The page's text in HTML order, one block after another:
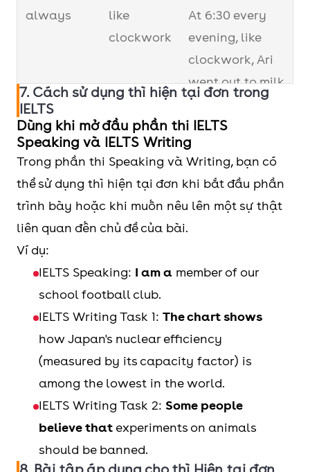
- Five kilometers
is too far to
walk.
Với những danh từ
đứng sau
a lot of, some
of, all of, none of, half of.
Chia động từ theo danh
từ đó.
- All of the
- All of the
chickens are
gone.
pie is missing.
- Some of the
pies are
missing.
always
like
clockwork
At 6:30 every
evening, like
clockwork, Ari
went out to milk
the cows.
always
nine times
out of ten
He talks about
her nine times
out of ten when
we have a
frequently/
regularly
on a
regular
basis
More than 70%
coffee on a
regular basis.
now!
7. Cách sử dụng thì hiện tại đơn trong
IELTS
Dùng khi mở đầu phần thi IELTS
Speaking và IELTS Writing
Trong phần thi Speaking và Writing, bạn có
thể sử dụng thì hiện tại đơn khi bắt đầu phần
trình bày hoặc khi muốn nêu lên một sự thật
liên quan đến chủ đề của bài.
Ví dụ:
IELTS Speaking: I am a member of our
school football club.
IELTS Writing Task 1: The chart shows
how Japan's nuclear efficiency
(measured by its capacity factor) is
among the lowest in the world.
IELTS Writing Task 2: Some people
believe that experiments on animals
should be banned.